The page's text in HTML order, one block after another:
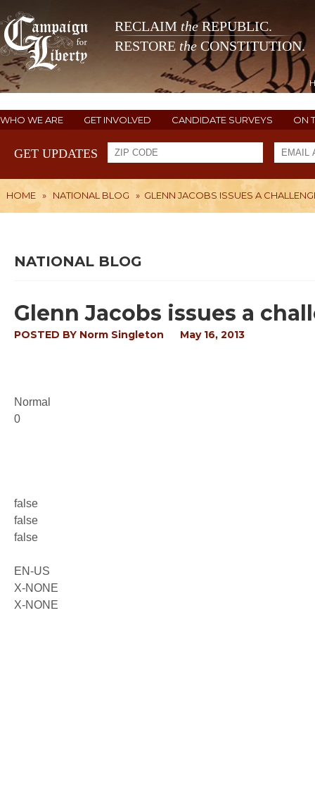
RECLAIM theREPUBLIC.
RESTORE the CONSTITUTION.
WHO WE ARE GET INVOLVED CANDIDATE SURVEYS ON
GET UPDATES
HOME » NATIONAL BLOG » GLENN JACOBS ISSUES A
NATIONAL BLOG
Glenn Jacobs issues a
POSTED BY Norm Singleton May 16, 2013
Normal
0
false
false
false
EN-US
X-NONE
X-NONE